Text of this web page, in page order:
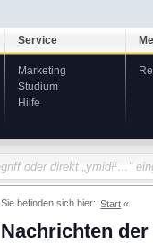
Service
Marketing
Studium
Hilfe
Sie befinden sich hier: Start
Nachrichten